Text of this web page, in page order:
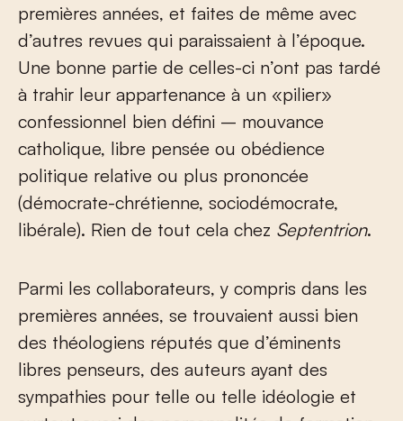
premières années, et faites de même avec
d’autres revues qui paraissaient à l’époque.
Une bonne partie de celles-ci n’ont pas tardé
à trahir leur appartenance à un «pilier»
confessionnel bien défini – mouvance
catholique, libre pensée ou obédience
politique relative ou plus prononcée
(démocrate-chrétienne, sociodémocrate,
libérale). Rien de tout cela chez Septentrion.
Parmi les collaborateurs, y compris dans les
premières années, se trouvaient aussi bien
des théologiens réputés que d’éminents
libres penseurs, des auteurs ayant des
sympathies pour telle ou telle idéologie et